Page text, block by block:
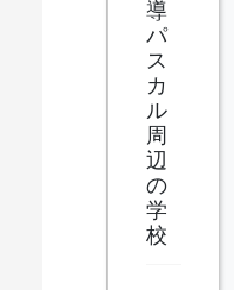
導
パ
ス
カ
ル
周
辺
の
学
校